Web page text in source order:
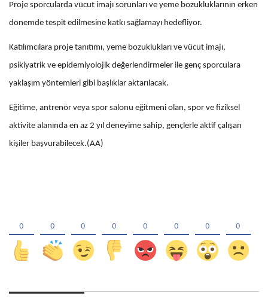
Proje sporcularda vücut imajı sorunları ve yeme bozukluklarının erken
dönemde tespit edilmesine katkı sağlamayı hedefliyor.
Katılımcılara proje tanıtımı, yeme bozuklukları ve vücut imajı,
psikiyatrik ve epidemiyolojik değerlendirmeler ile genç sporculara
yaklaşım yöntemleri gibi başlıklar aktarılacak.
Eğitime, antrenör veya spor salonu eğitmeni olan, spor ve fiziksel
aktivite alanında en az 2 yıl deneyime sahip, gençlerle aktif çalışan
kişiler başvurabilecek.(AA)